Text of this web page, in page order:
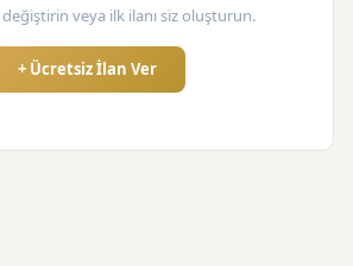
veya ilk ilanı siz oluşturun.
+ Ücretsiz İlan Ver